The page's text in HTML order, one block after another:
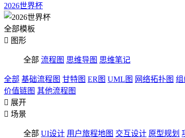
2026世界杯
全部模板
 图形
全部 流程图 思维导图 思维笔记
全部 基础流程图 甘特图 ER图 UML图 网络拓扑图 组
价值链图 其他流程图
 展开
 场景
全部 UI设计 用户旅程地图 交互设计 原型规划